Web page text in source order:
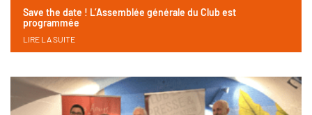
Save the date ! L’Assemblée générale du Club est
programmée
LIRE LA SUITE